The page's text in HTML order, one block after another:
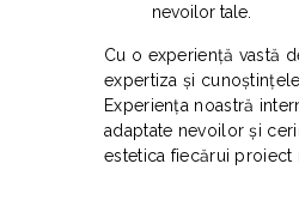
nevoilor tale.
Cu o experiență vastă
expertiza și
Experiența noastră
adaptate nevoilor și
estetica fiecărui proiect